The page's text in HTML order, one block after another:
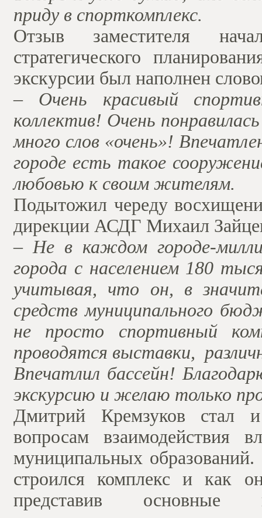
приду в спорткомплекс.
Отзыв заместителя
стратегического
экскурсии был наполнен
– Очень красивый
коллектив! Очень
много слов «очень»!
городе есть такое
любовью к своим жителям.
Подытожил череду
дирекции АСДГ Михаил
– Не в каждом городе-
города с населением 180
учитывая, что он, в
средств муниципального
не просто спортивный
проводятся выставки,
Впечатлил бассейн!
экскурсию и желаю только
Дмитрий Кремзуков стал
вопросам взаимодействия
муниципальных
строился комплекс и как
представив основные